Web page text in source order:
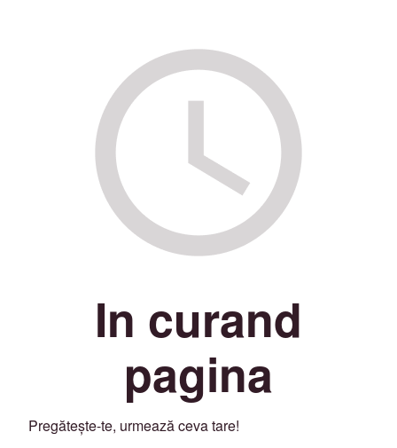
In curand
pagina
Pregătește-te, urmează ceva tare!